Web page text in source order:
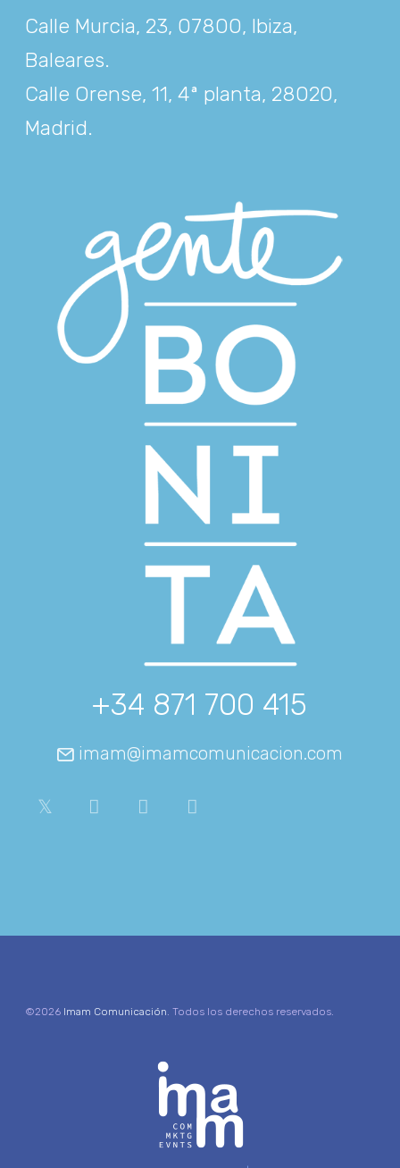
Calle Murcia, 23, 07800, Ibiza,
Baleares.
Calle Orense, 11, 4ª planta, 28020,
Madrid.
+34 871 700 415
imam@imamcomunicacion.com
©2026 Imam Comunicación . Todos los derechos reservados.